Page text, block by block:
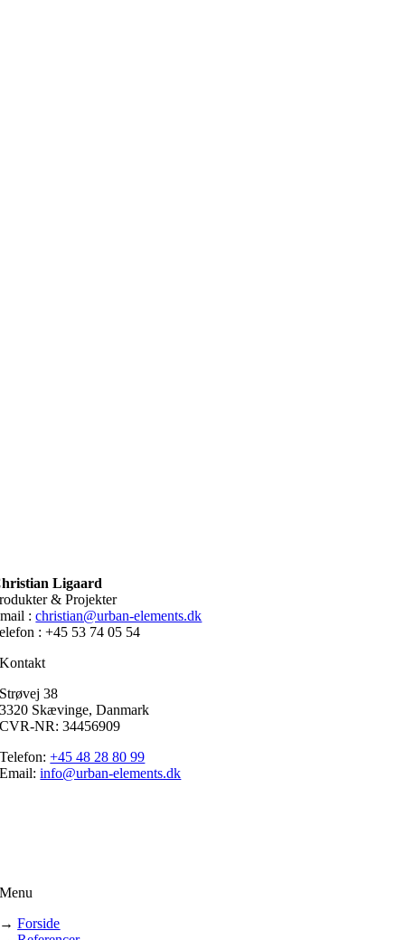
Ligaard
& Projekter
:christian@urban-elements.dk
: +45 53 74 05 54
Kontakt
Strøvej 38
3320 Skævinge, Danmark
CVR-NR: 34456909
Telefon:+45 48 28 80 99
Email:info@urban-elements.dk
Menu
→Forside